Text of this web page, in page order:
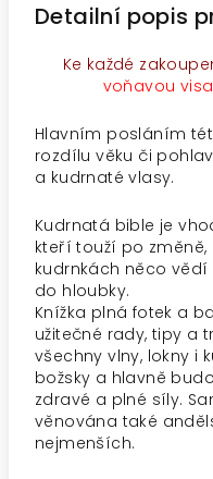
Detailní popis
Ke každé
voňavou
Hlavním posláním
rozdílu věku či
a kudrnaté vlasy.
Kudrnatá bible je
kteří touží po změně,
kudrnkách něco
do hloubky.
Knížka plná fotek a
užitečné rady, tipy a
všechny vlny, lokny i
božsky a hlavně
zdravé a plné síly.
věnována také
nejmenších.